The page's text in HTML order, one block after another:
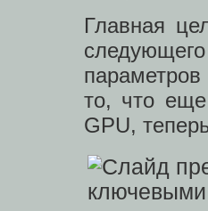
Главная
то, что еще
GPU,